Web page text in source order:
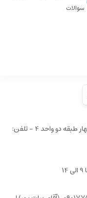
سوالات
شیراز, خیابان ملاصدرا - کوچه 6 - ساختمان بهار طبقه دو واحد 4 - تلفن: